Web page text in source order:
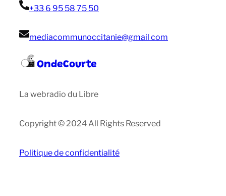
+33 6 95 58 75 50
mediacommunoccitanie@gmail com
OndeCourte
La webradio du Libre
Copyright © 2024 All Rights Reserved
Politique de confidentialité